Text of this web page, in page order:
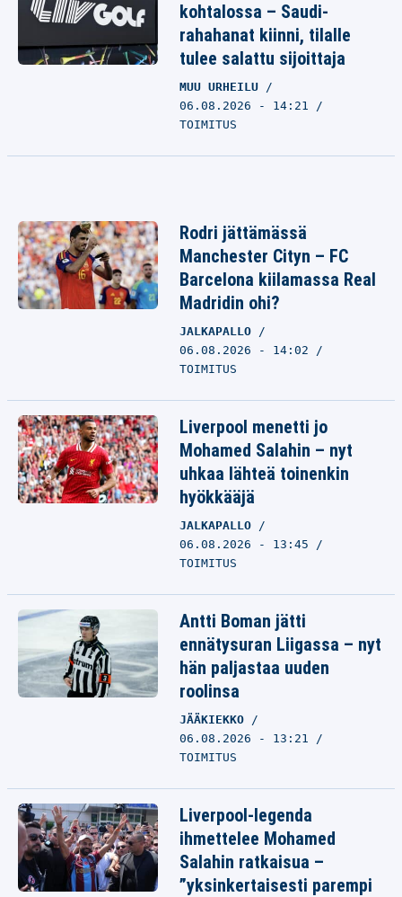
kohtalossa – Saudi-
rahahanat kiinni, tilalle
tulee salattu sijoittaja
MUU URHEILU
06.08.2026 - 14:21
TOIMITUS
Rodri jättämässä
Manchester Cityn – FC
Barcelona kiilamassa Real
Madridin ohi?
JALKAPALLO
06.08.2026 - 14:02
TOIMITUS
Liverpool menetti jo
Mohamed Salahin – nyt
uhkaa lähteä toinenkin
hyökkääjä
JALKAPALLO
06.08.2026 - 13:45
TOIMITUS
Antti Boman jätti
ennätysuran Liigassa – nyt
hän paljastaa uuden
roolinsa
JÄÄKIEKKO
06.08.2026 - 13:21
TOIMITUS
Liverpool-legenda
ihmettelee Mohamed
Salahin ratkaisua –
”yksinkertaisesti parempi